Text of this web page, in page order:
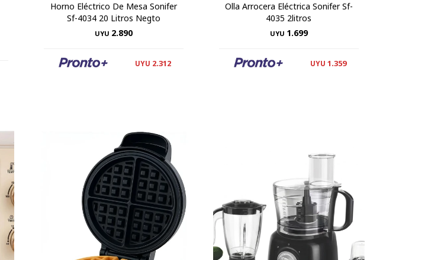
Horno Eléctrico De Mesa Sonifer
Sf-4034 20 Litros Negto
UYU 2.890
UYU 2.312
Olla Arrocera Eléctrica Sonifer Sf-
4035 2litros
UYU 1.699
UYU 1.359